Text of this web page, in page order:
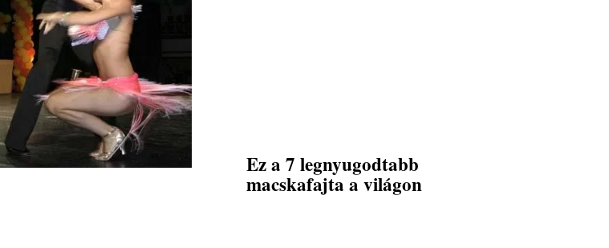
Ez a 7 legnyugodtabb
macskafajta a világon